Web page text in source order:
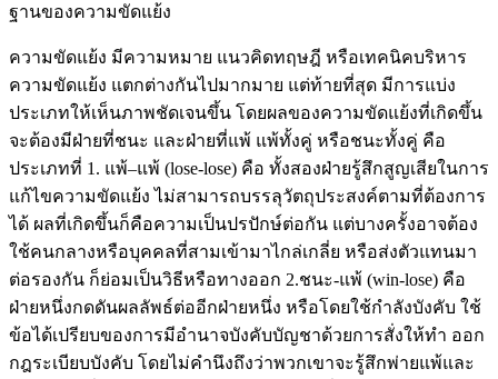
ฐานของความขัดแย้ง
ความขัดแย้ง มีความหมาย แนวคิดทฤษฎี หรือเทคนิคบริหาร
ความขัดแย้ง แตกต่างกันไปมากมาย แต่ท้ายที่สุด มีการแบ่ง
ประเภทให้เห็นภาพชัดเจนขึ้น โดยผลของความขัดแย้งที่เกิดขึ้น
จะต้องมีฝ่ายที่ชนะ และฝ่ายที่แพ้ แพ้ทั้งคู่ หรือชนะทั้งคู่ คือ
ประเภทที่ 1. แพ้–แพ้ (lose-lose) คือ ทั้งสองฝ่ายรู้สึกสูญเสียในการ
แก้ไขความขัดแย้ง ไม่สามารถบรรลุวัตถุประสงค์ตามที่ต้องการ
ได้ ผลที่เกิดขึ้นก็คือความเป็นปรปักษ์ต่อกัน แต่บางครั้งอาจต้อง
ใช้คนกลางหรือบุคคลที่สามเข้ามาไกล่เกลี่ย หรือส่งตัวแทนมา
ต่อรองกัน ก็ย่อมเป็นวิธีหรือทางออก 2.ชนะ-แพ้ (win-lose) คือ
ฝ่ายหนึ่งกดดันผลลัพธ์ต่ออีกฝ่ายหนึ่ง หรือโดยใช้กำลังบังคับ ใช้
ข้อได้เปรียบของการมีอำนาจบังคับบัญชาด้วยการสั่งให้ทำ ออก
กฎระเบียบบังคับ โดยไม่คำนึงถึงว่าพวกเขาจะรู้สึกพ่ายแพ้และ